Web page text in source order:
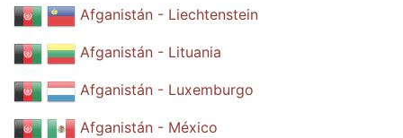
Afganistán - Liechtenstein
Afganistán - Lituania
Afganistán - Luxemburgo
Afganistán - México